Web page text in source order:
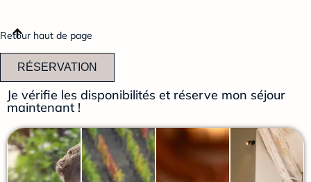
Retour haut de page
RÉSERVATION
Je vérifie les disponibilités et réserve mon séjour
maintenant !